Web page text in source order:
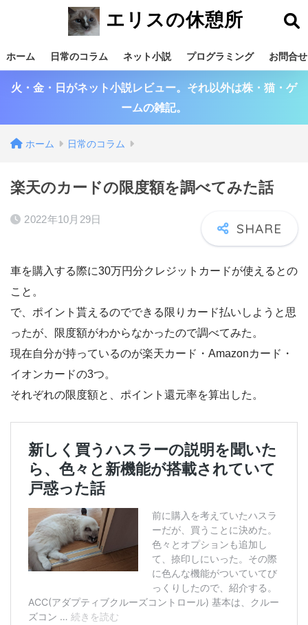
エリスの休憩所
ホーム 日常のコラム ネット小説 プログラミング お問合せ
火・金・日がネット小説レビュー。それ以外は株・猫・ゲ
ームの雑記。
ホーム 日常のコラム
楽天のカードの限度額を調べてみた話
2022年10月29日
車を購入する際に30万円分クレジットカードが使えるとの
こと。
で、ポイント貰えるのでできる限りカード払いしようと思
ったが、限度額がわからなかったので調べてみた。
現在自分が持っているのが楽天カード・Amazonカード・
イオンカードの3つ。
それぞれの限度額と、ポイント還元率を算出した。